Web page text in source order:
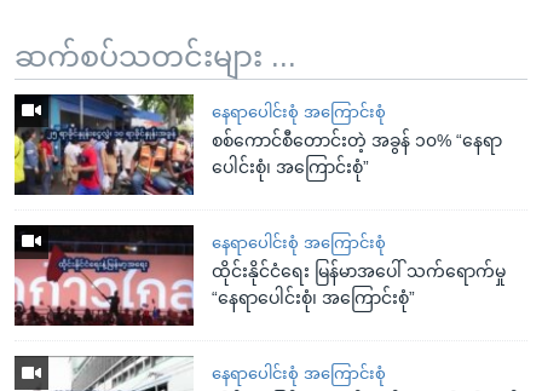
ဆက်စပ်သတင်းများ ...
နေရာပေါင်းစုံ အကြောင်းစုံ
စစ်ကောင်စီတောင်းတဲ့ အခွန် ၁၀% “နေရာ
ပေါင်းစုံ၊ အကြောင်းစုံ”
နေရာပေါင်းစုံ အကြောင်းစုံ
ထိုင်းနိုင်ငံရေး မြန်မာအပေါ် သက်ရောက်မှု
“နေရာပေါင်းစုံ၊ အကြောင်းစုံ”
နေရာပေါင်းစုံ အကြောင်းစုံ